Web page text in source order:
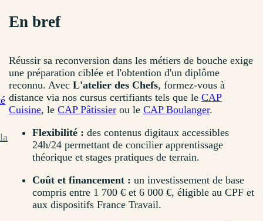
En bref
Réussir sa reconversion dans les métiers de bouche exige
une préparation ciblée et l'obtention d'un diplôme
reconnu. Avec L'atelier des Chefs, formez-vous à
distance via nos cursus certifiants tels que le CAP
Cuisine, le CAP Pâtissier ou le CAP Boulanger.
Flexibilité : des contenus digitaux accessibles
24h/24 permettant de concilier apprentissage
théorique et stages pratiques de terrain.
Coût et financement : un investissement de base
compris entre 1 700 € et 6 000 €, éligible au CPF et
aux dispositifs France Travail.